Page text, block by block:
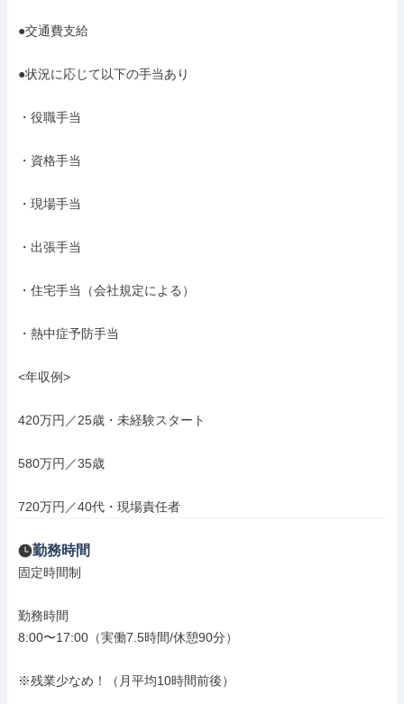
●交通費支給
●状況に応じて以下の手当あり
・役職手当
・資格手当
・現場手当
・出張手当
・住宅手当（会社規定による）
・熱中症予防手当
<年収例>
420万円／25歳・未経験スタート
580万円／35歳
720万円／40代・現場責任者
勤務時間
固定時間制
勤務時間
8:00〜17:00（実働7.5時間/休憩90分）
※残業少なめ！（月平均10時間前後）